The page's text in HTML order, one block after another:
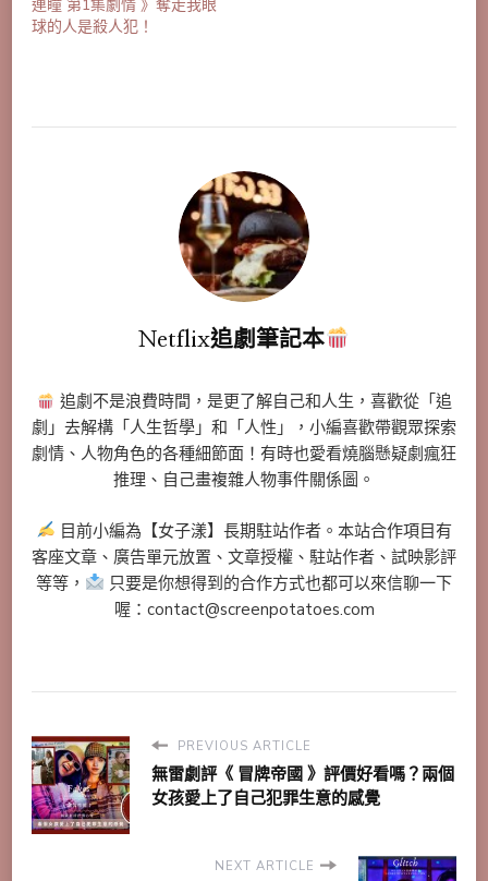
連瞳 第1集劇情 》奪走我眼
球的人是殺人犯！
Netflix追劇筆記本
追劇不是浪費時間，是更了解自己和人生，喜歡從「追
劇」去解構「人生哲學」和「人性」，小編喜歡帶觀眾探索
劇情、人物角色的各種細節面！有時也愛看燒腦懸疑劇瘋狂
推理、自己畫複雜人物事件關係圖。
目前小編為【女子漾】長期駐站作者。本站合作項目有
客座文章、廣告單元放置、文章授權、駐站作者、試映影評
等等，
只要是你想得到的合作方式也都可以來信聊一下
喔：contact@screenpotatoes.com
PREVIOUS ARTICLE
無雷劇評《 冒牌帝國 》評價好看嗎？兩個
女孩愛上了自己犯罪生意的感覺
NEXT ARTICLE